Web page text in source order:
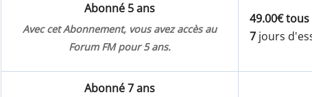
Abonné 5 ans
Avec cet Abonnement, vous avez accès au
Forum FM pour 5 ans.
49.00€
7jours
Abonné 7 ans